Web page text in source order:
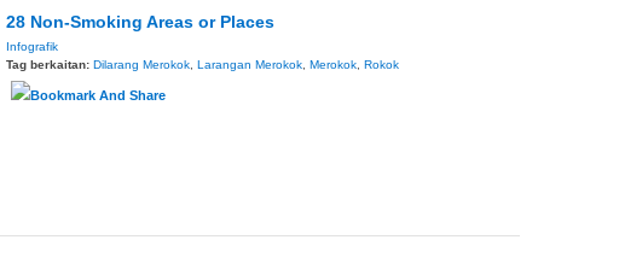
28 Non-Smoking Areas or Places
Infografik
Tag berkaitan: Dilarang Merokok Larangan Merokok Merokok Rokok